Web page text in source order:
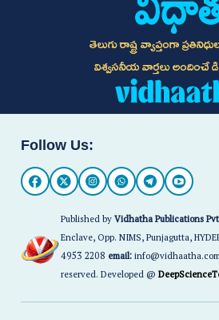
తెలుగు రాష్ట్ర వ్యాప్తంగా
విశ్వసనీయ వార్తలు అందించే
Follow Us:
Published byVidhatha Publications
Enclave, Opp. NIMS, Punjagutta,
4953 2208 email:
reserved. Developed @